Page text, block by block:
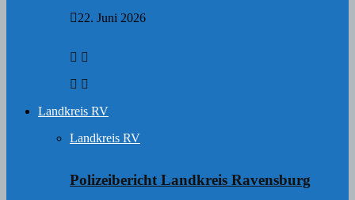
22. Juni 2026
Landkreis RV
Landkreis RV
Polizeibericht Landkreis Ravensburg